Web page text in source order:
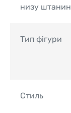
низу штанин
Тип фігури
Стиль